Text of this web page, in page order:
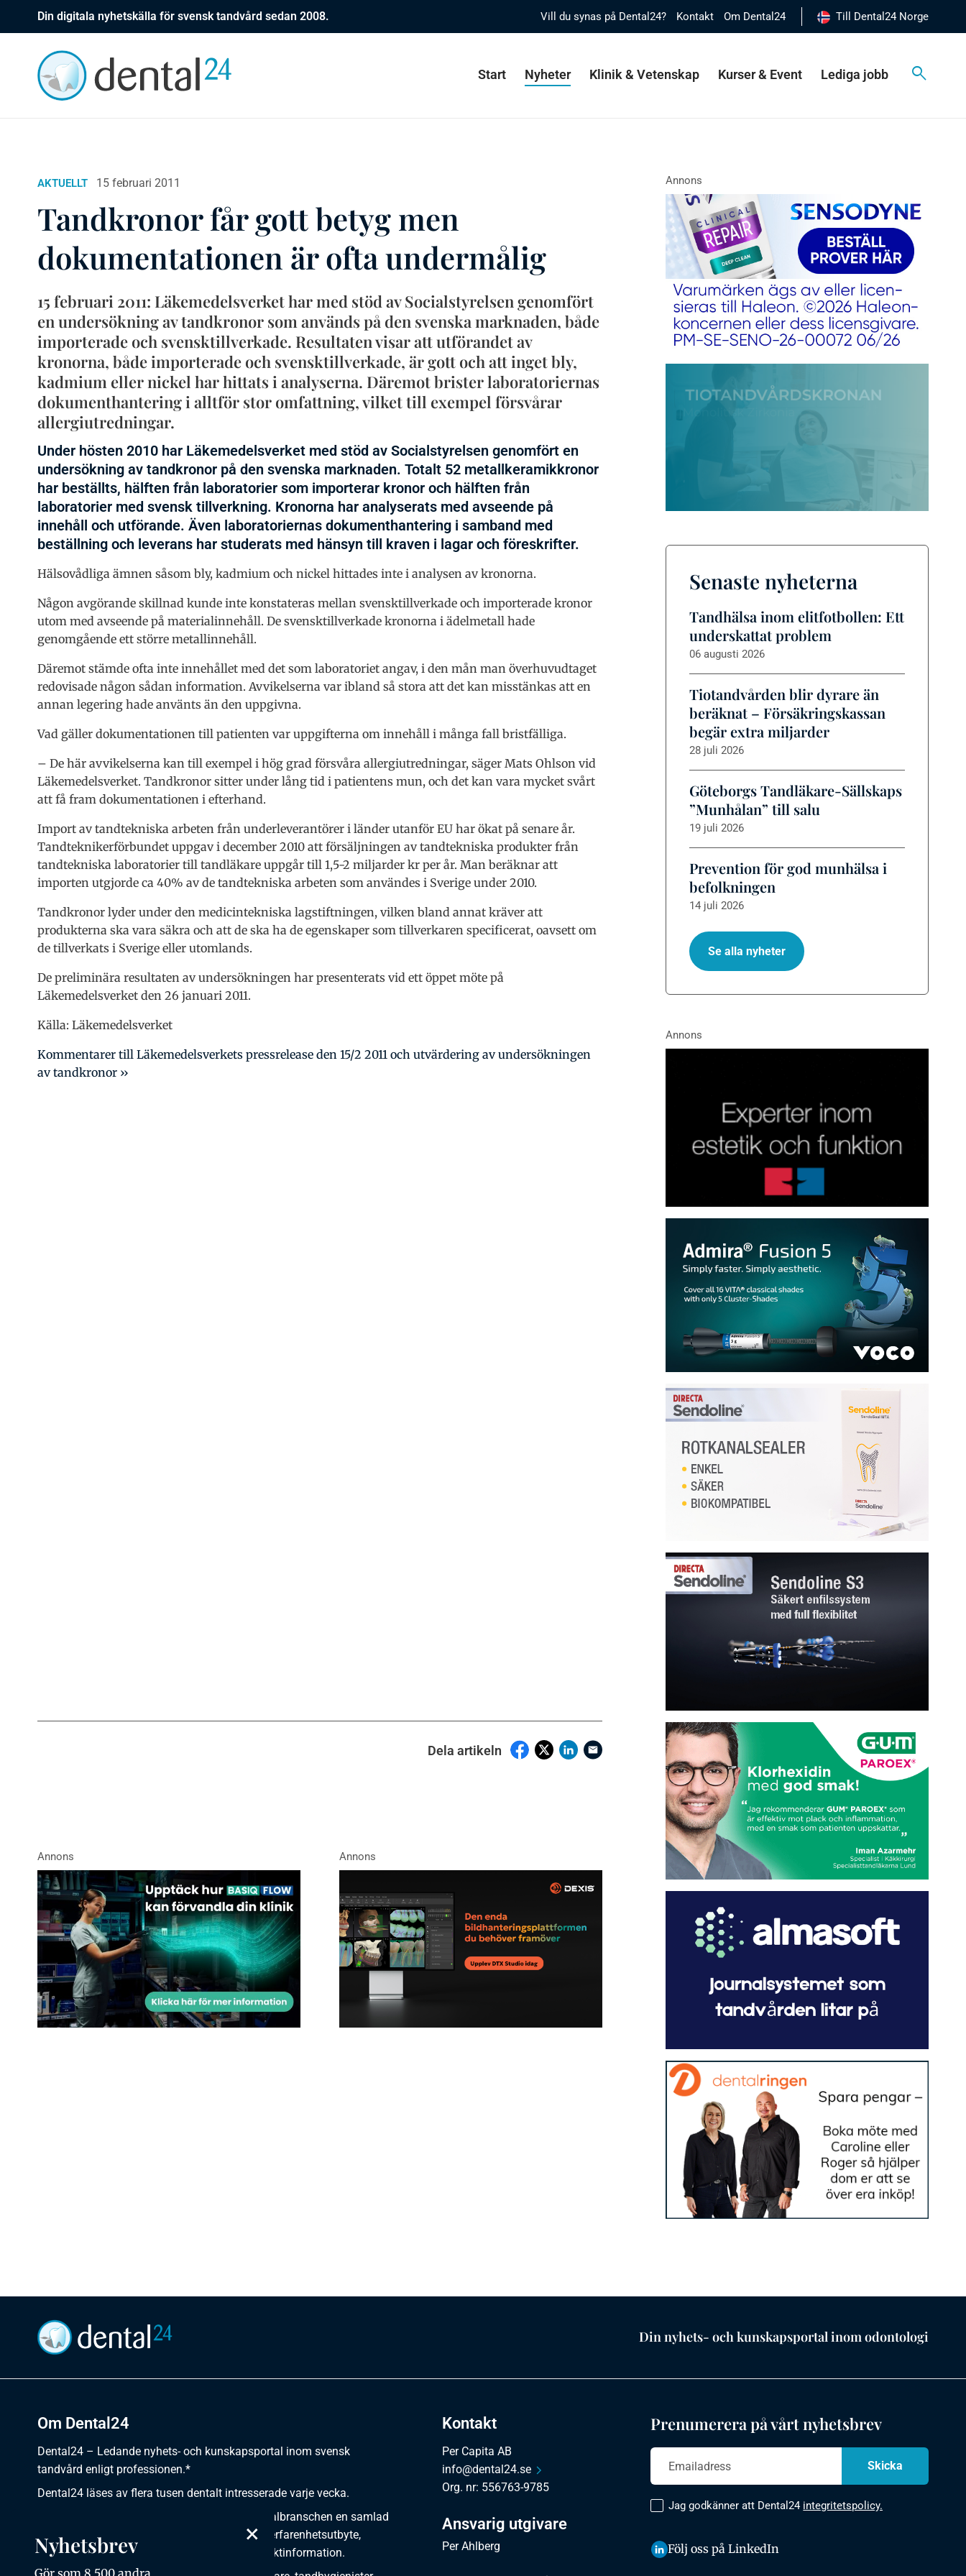
Din digitala nyhetskälla för svensk tandvård sedan 2008. Vill du synas på Dental24? Kontakt Om Dental24 Till Dental24 Norge
Start Nyheter Klinik & Vetenskap Kurser & Event Lediga jobb
AKTUELLT 15 februari 2011
Tandkronor får gott betyg men
dokumentationen är ofta undermålig
15 februari 2011: Läkemedelsverket har med stöd av Socialstyrelsen genomfört
en undersökning av tandkronor som används på den svenska marknaden, både
importerade och svensktillverkade. Resultaten visar att utförandet av
kronorna, både importerade och svensktillverkade, är gott och att inget bly,
kadmium eller nickel har hittats i analyserna. Däremot brister laboratoriernas
dokumenthantering i alltför stor omfattning, vilket till exempel försvårar
allergiutredningar.
Under hösten 2010 har Läkemedelsverket med stöd av Socialstyrelsen genomfört en
undersökning av tandkronor på den svenska marknaden. Totalt 52 metallkeramikkronor
har beställts, hälften från laboratorier som importerar kronor och hälften från
laboratorier med svensk tillverkning. Kronorna har analyserats med avseende på
innehåll och utförande. Även laboratoriernas dokumenthantering i samband med
beställning och leverans har studerats med hänsyn till kraven i lagar och föreskrifter.
Hälsovådliga ämnen såsom bly, kadmium och nickel hittades inte i analysen av kronorna.
Någon avgörande skillnad kunde inte konstateras mellan svensktillverkade och importerade kronor
utom med avseende på materialinnehåll. De svensktillverkade kronorna i ädelmetall hade
genomgående ett större metallinnehåll.
Däremot stämde ofta inte innehållet med det som laboratoriet angav, i den mån man överhuvudtaget
redovisade någon sådan information. Avvikelserna var ibland så stora att det kan misstänkas att en
annan legering hade använts än den uppgivna.
Vad gäller dokumentationen till patienten var uppgifterna om innehåll i många fall bristfälliga.
– De här avvikelserna kan till exempel i hög grad försvåra allergiutredningar, säger Mats Ohlson vid
Läkemedelsverket. Tandkronor sitter under lång tid i patientens mun, och det kan vara mycket svårt
att få fram dokumentationen i efterhand.
Import av tandtekniska arbeten från underleverantörer i länder utanför EU har ökat på senare år.
Tandteknikerförbundet uppgav i december 2010 att försäljningen av tandtekniska produkter från
tandtekniska laboratorier till tandläkare uppgår till 1,5-2 miljarder kr per år. Man beräknar att
importen utgjorde ca 40% av de tandtekniska arbeten som användes i Sverige under 2010.
Tandkronor lyder under den medicintekniska lagstiftningen, vilken bland annat kräver att
produkterna ska vara säkra och att de ska ha de egenskaper som tillverkaren specificerat, oavsett om
de tillverkats i Sverige eller utomlands.
De preliminära resultaten av undersökningen har presenterats vid ett öppet möte på
Läkemedelsverket den 26 januari 2011.
Källa: Läkemedelsverket
Kommentarer till Läkemedelsverkets pressrelease den 15/2 2011 och utvärdering av undersökningen
av tandkronor ››
Dela artikeln
Senaste nyheterna
Tandhälsa inom elitfotbollen: Ett
underskattat problem
06 augusti 2026
Tiotandvården blir dyrare än
beräknat – Försäkringskassan
begär extra miljarder
28 juli 2026
Göteborgs Tandläkare-Sällskaps
”Munhålan” till salu
19 juli 2026
Prevention för god munhälsa i
befolkningen
14 juli 2026
Se alla nyheter
Din nyhets- och kunskapsportal inom odontologi
Om Dental24
Dental24 – Ledande nyhets- och kunskapsportal inom svensk
tandvård enligt professionen.*
Dental24 läses av flera tusen dentalt intresserade varje vecka.
Dental24 erbjuder yrkesverksamma inom dentalbranschen en samlad
plats för nyheter, kunskap, aktuella händelser, erfarenhetsutbyte,
utbildningar, artiklar, dokumentation och produktinformation.
Kontakt
Per Capita AB
info@dental24.se
Org. nr: 556763-9785
Ansvarig utgivare
Per Ahlberg
Prenumerera på vårt nyhetsbrev
Jag godkänner att Dental24 integritetspolicy.
Följ oss på LinkedIn
×
Nyhetsbrev
Gör som 8 500 andra,